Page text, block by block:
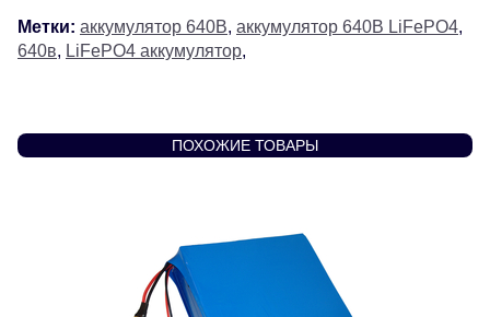
Метки: аккумулятор 640В, аккумулятор 640В LiFePO4,
640в, LiFePO4 аккумулятор,
ПОХОЖИЕ ТОВАРЫ